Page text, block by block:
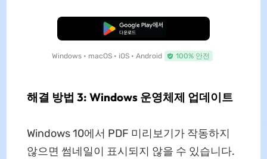
무료로 다운로드
Windows • macOS • iOS • Android 100% 안전
해결 방법 3: Windows 운영체제 업데이트
Windows 10에서 PDF 미리보기가 작동하지
않으면 썸네일이 표시되지 않을 수 있습니다.